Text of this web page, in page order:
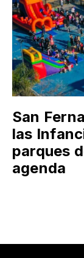
San
las
parques
agenda